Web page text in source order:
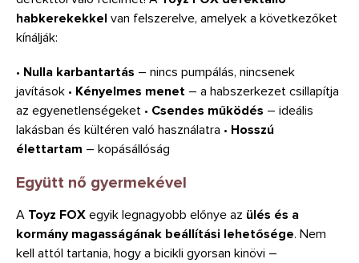
habkerekekkel van felszerelve, amelyek a következőket
kínálják:
• Nulla karbantartás – nincs pumpálás, nincsenek
javítások • Kényelmes menet – a habszerkezet csillapítja
az egyenetlenségeket • Csendes működés – ideális
lakásban és kültéren való használatra • Hosszú
élettartam – kopásállóság
Együtt nő gyermekével
A Toyz FOX egyik legnagyobb előnye az ülés és a
kormány magasságának beállítási lehetősége. Nem
kell attól tartania, hogy a bicikli gyorsan kinövi –